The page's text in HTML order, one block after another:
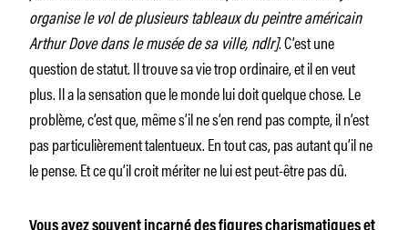
organise le vol de plusieurs tableaux du peintre américain
Arthur Dove dans le musée de sa ville, ndlr]. C’est une
question de statut. Il trouve sa vie trop ordinaire, et il en veut
plus. Il a la sensation que le monde lui doit quelque chose. Le
problème, c’est que, même s’il ne s’en rend pas compte, il n’est
pas particulièrement talentueux. En tout cas, pas autant qu’il ne
le pense. Et ce qu’il croit mériter ne lui est peut-être pas dû.